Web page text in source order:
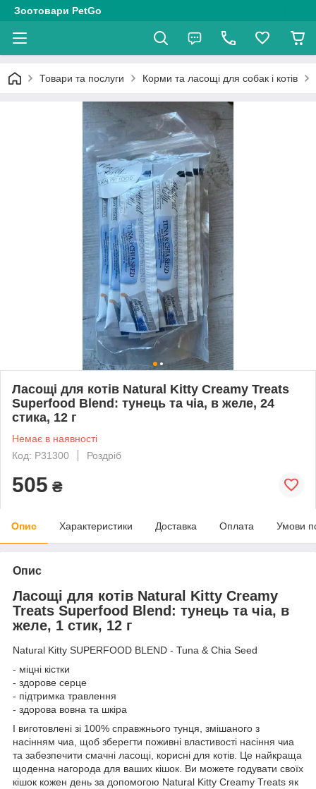
Зоотовари PetGo
Товари та послуги Корми та ласощі для собак і котів
Ласощі для котів Natural Kitty Creamy Treats
Superfood Blend: тунець та чіа, в желе, 24
стика, 12 г
Немає в наявності
Код: Р31300
Роздріб
505 ₴
Опис Характеристики Доставка Оплата Умови
Опис
Ласощі для котів Natural Kitty Creamy
Treats Superfood Blend: тунець та чіа, в
желе, 1 стик, 12 г
Natural Kitty SUPERFOOD BLEND - Tuna & Chia Seed
- міцні кістки
- здорове серце
- підтримка травлення
- здорова вовна та шкіра
І виготовлені зі 100% справжнього тунця, змішаного з
насінням чиа, щоб зберегти поживні властивості насіння чиа
та забезпечити смачні ласощі, корисні для котів. Це найкраща
щоденна нагорода для ваших кішок. Ви можете годувати своїх
кішок кожен день за допомогою Natural Kitty Creamy Treats як